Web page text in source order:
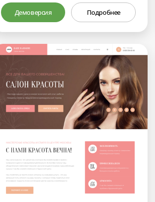
Демоверсия Подробнее